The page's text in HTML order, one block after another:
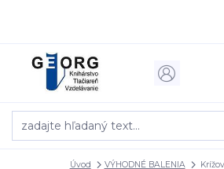
Úvod VÝHODNÉ BALENIA